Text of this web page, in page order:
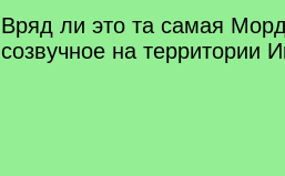
q
]
Вряд ли это та самая
созвучное на территории